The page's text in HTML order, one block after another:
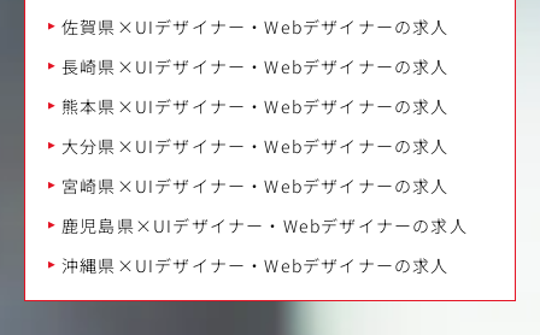
佐賀県×UIデザイナー・Webデザイナーの求人
長崎県×UIデザイナー・Webデザイナーの求人
熊本県×UIデザイナー・Webデザイナーの求人
大分県×UIデザイナー・Webデザイナーの求人
宮崎県×UIデザイナー・Webデザイナーの求人
鹿児島県×UIデザイナー・Webデザイナーの求人
沖縄県×UIデザイナー・Webデザイナーの求人